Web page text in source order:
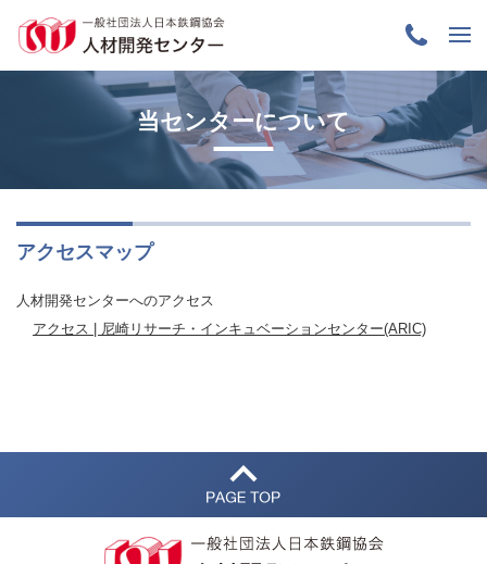
当センターについて
アクセスマップ
人材開発センターへのアクセス
アクセス | 尼崎リサーチ・インキュベーションセンター(ARIC)